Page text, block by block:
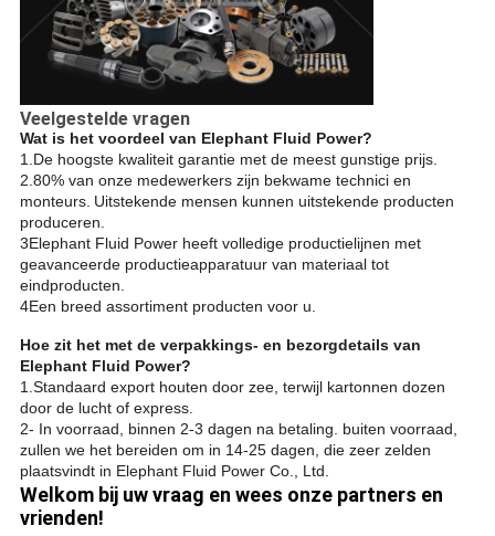
Veelgestelde vragen
Wat is het voordeel van Elephant Fluid Power?
1. De hoogste kwaliteit garantie met de meest gunstige prijs.
2.80% van onze medewerkers zijn bekwame technici en
monteurs. Uitstekende mensen kunnen uitstekende producten
produceren.
3Elephant Fluid Power heeft volledige productielijnen met
geavanceerde productieapparatuur van materiaal tot
eindproducten.
4Een breed assortiment producten voor u.
Hoe zit het met de verpakkings- en bezorgdetails van
Elephant Fluid Power?
1.Standaard export houten door zee, terwijl kartonnen dozen
door de lucht of express.
2- In voorraad, binnen 2-3 dagen na betaling. buiten voorraad,
zullen we het bereiden om in 14-25 dagen, die zeer zelden
plaatsvindt in Elephant Fluid Power Co., Ltd.
Welkom bij uw vraag en wees onze partners en
vrienden!